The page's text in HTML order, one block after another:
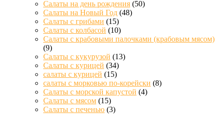
Салаты на день рождения (50)
Салаты на Новый Год (48)
Салаты с грибами (15)
Салаты с колбасой (10)
Салаты с крабовыми палочками (крабовым мясом)
(9)
Салаты с кукурузой (13)
Салаты с курицей (34)
салаты с курицей (15)
салаты с морковью по-корейски (8)
Салаты с морской капустой (4)
Салаты с мясом (15)
Салаты с печенью (3)